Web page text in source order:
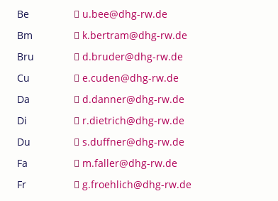
Be
u.bee@dhg-rw.de
Bm
k.bertram@dhg-rw.de
Bru
d.bruder@dhg-rw.de
Cu
e.cuden@dhg-rw.de
Da
d.danner@dhg-rw.de
Di
r.dietrich@dhg-rw.de
Du
s.duffner@dhg-rw.de
Fa
m.faller@dhg-rw.de
Fr
g.froehlich@dhg-rw.de